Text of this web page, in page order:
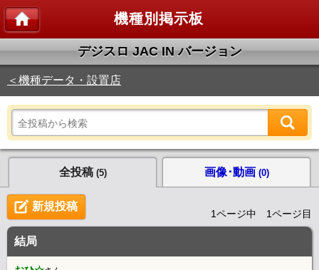
機種別掲示板
デジスロ JAC IN バージョン
＜機種データ・設置店
全投稿 (5) 画像･動画 (0)
新規投稿
1ページ中 1ページ目
結局